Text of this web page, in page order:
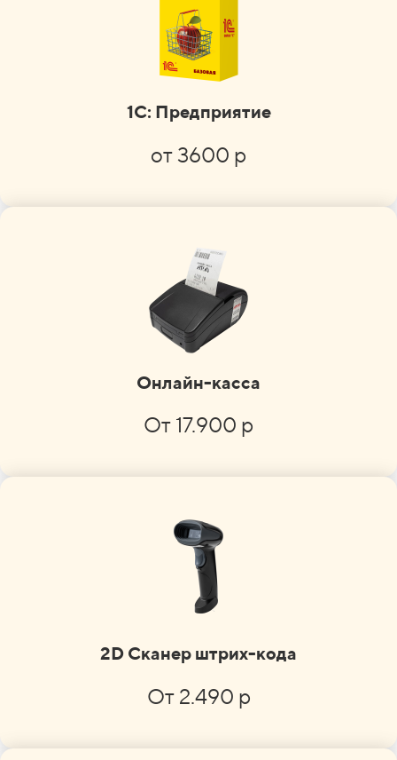
1С: Предприятие
от 3600 р
Онлайн-касса
От 17.900 р
2D Сканер штрих-кода
От 2.490 р